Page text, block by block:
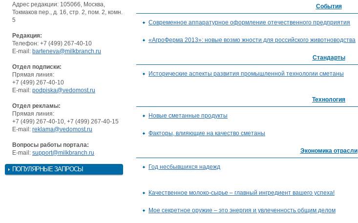
Адрес редакции: 105066, Москва,
Токмаков пер., д. 16, стр. 2, пом. 2, комн.
5
Редакция:
Телефон: +7 (499) 267-40-10
E-mail: barteneva@milkbranch.ru
Отдел подписки:
Прямая линия:
+7 (499) 267-40-10
E-mail: podpiska@vedomost.ru
Отдел рекламы:
Прямая линия:
+7 (499) 267-40-10, +7 (499) 267-40-15
E-mail: reklama@vedomost.ru
Вопросы работы портала:
E-mail: support@milkbranch.ru
ПОПУЛЯРНЫЕ ЗАПРОСЫ
События
Современное аппаратурное оформление отечественного предприятия
«АгроФерма 2013»: новые возмо жности для российского животноводства
Стандарты
Исторические аспекты развития промышленной технологии сметаны
Технология
Новые сметанные продукты
Факторы, влияющие на качество сметаны
Экономика отрасли
Год несбывшихся надежд
Качественное молоко-сырье – главный ингредиент вашего успеха!
Мое секретное оружие – это энергия и увлеченность общим делом